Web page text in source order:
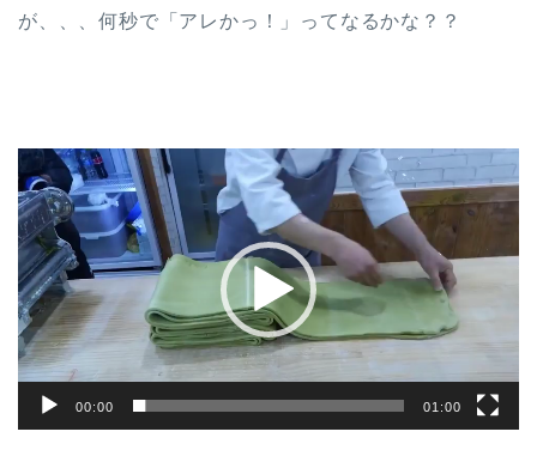
が、、、何秒で「アレかっ！」ってなるかな？？
動
画
プ
レ
ー
ヤ
ー
00:00 01:00